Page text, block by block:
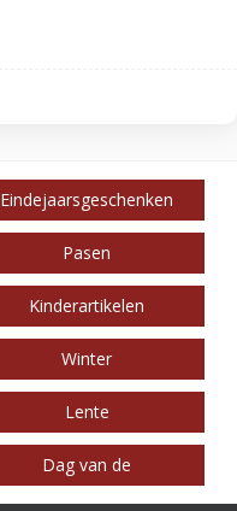
Eindejaarsgeschenken
Pasen
Kinderartikelen
Winter
Lente
Dag van de